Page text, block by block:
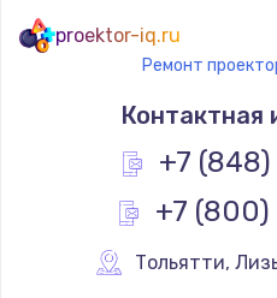
proektor-iq.ru
Ремонт
Контактная
+7
+7
Тольятти,